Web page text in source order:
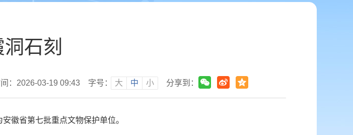
石刻
：2026-03-19 09:43 字号： 大 中 小 分享到：
徽省第七批重点文物保护单位。